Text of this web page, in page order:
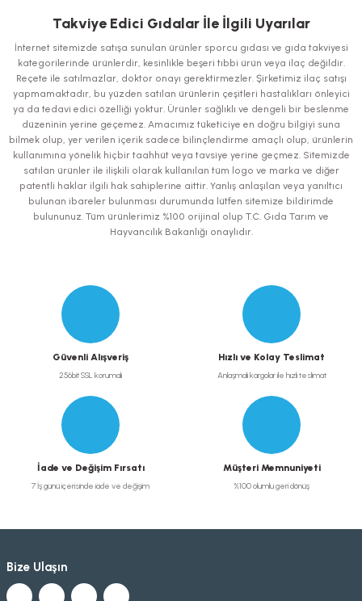
iletebilirsiniz.
Görüş ve önerileriniz için teşekkür ederiz.
Ürün resmi kalitesiz, bozuk veya görüntülenemiyor.
Ürün açıklamasında eksik bilgiler bulunuyor.
Ürün bilgilerinde hatalar bulunuyor.
Ürün fiyatı diğer sitelerden daha pahalı.
Bu ürüne benzer farklı alternatifler olmalı.
Takviye Edici Gıdalar İle İlgili Uyarılar
İnternet sitemizde satışa sunulan ürünler sporcu gıdası ve gıda takviyesi
kategorilerinde ürünlerdir, kesinlikle beşeri tıbbi ürün veya ilaç değildir.
Reçete ile satılmazlar, doktor onayı gerektirmezler. Şirketimiz ilaç satışı
yapmamaktadır, bu yüzden satılan ürünlerin çeşitleri hastalıkları önleyici
ya da tedavi edici özelliği yoktur. Ürünler sağlıklı ve dengeli bir beslenme
düzeninin yerine geçemez. Amacımız tüketiciye en doğru bilgiyi suna
bilmek olup, yer verilen içerik sadece bilinçlendirme amaçlı olup, ürünlerin
kullanımına yönelik hiçbir taahhüt veya tavsiye yerine geçmez. Sitemizde
satılan ürünler ile ilişkili olarak kullanılan tüm logo ve marka ve diğer
patentli haklar ilgili hak sahiplerine aittir. Yanlış anlaşılan veya yanıltıcı
bulunan ibareler bulunması durumunda lütfen sitemize bildirimde
bulununuz. Tüm ürünlerimiz %100 orijinal olup T.C. Gıda Tarım ve
Hayvancılık Bakanlığı onaylıdır.
Güvenli Alışveriş
256bit SSL korumalı
Hızlı ve Kolay Teslimat
Anlaşmalı kargolar ile hızlı teslimat
İade ve Değişim Fırsatı
7 İş günü içerisinde iade ve değişim
Müşteri Memnuniyeti
%100 olumlu geri dönüş
Bize Ulaşın